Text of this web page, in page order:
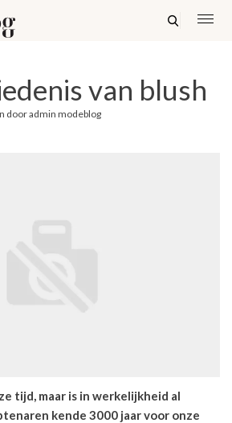
van blush
dooradmin modeblog
tijd, maar is in werkelijkheid al
kende 3000 jaar voor onze